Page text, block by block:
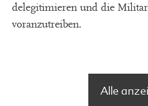
delegitimieren und die
voranzutreiben.
Alle